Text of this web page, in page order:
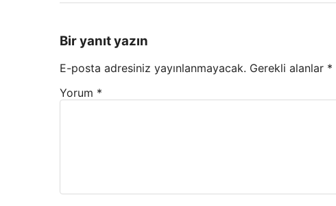
Bir yanıt yazın
E-posta adresiniz yayınlanmayacak. Gerekli alanlar *
Yorum *